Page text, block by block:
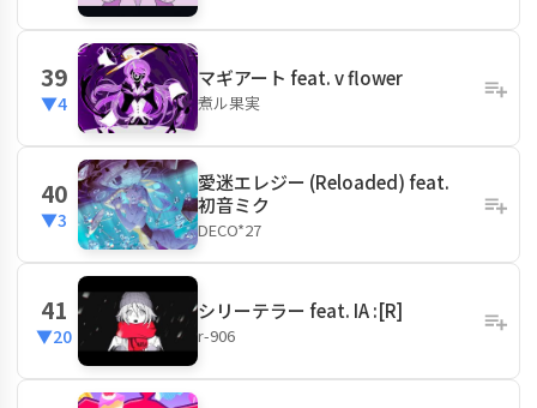
39
▼4
マギアート feat. v flower
煮ル果実
40
▼3
愛迷エレジー (Reloaded) feat.
初音ミク
DECO*27
41
▼20
シリーテラー feat. IA :[R]
r-906